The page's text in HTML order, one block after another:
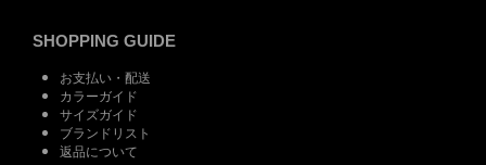
SHOPPING GUIDE
お支払い・配送
カラーガイド
サイズガイド
ブランドリスト
返品について